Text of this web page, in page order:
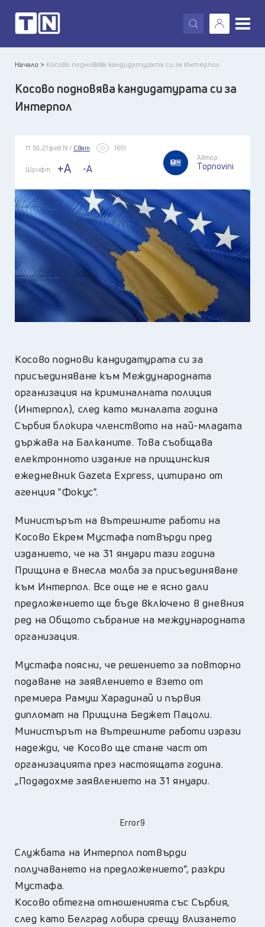
X
Начало > Косово подновява кандидатурата си за Интерпол
Косово подновява кандидатурата си за
Интерпол
11:30, 21 фев 19 / Свят 1651
Шрифт: +A -A
Автор:
Topnovini
Косово поднови кандидатурата си за
присъединяване към Международната
организация на криминалната полиция
(Интерпол), след като миналата година
Сърбия блокира членството на най-младата
държава на Балканите. Това съобщава
електронното издание на прищинския
ежедневник Gazeta Express, цитирано от
агенция "Фокус".
Министърът на вътрешните работи на
Косово Екрем Мустафа потвърди пред
изданието, че на 31 януари тази година
Прищина е внесла молба за присъединяване
към Интерпол. Все още не е ясно дали
предложението ще бъде включено в дневния
ред на Общото събрание на международната
организация.
Мустафа поясни, че решението за повторно
подаване на заявлението е взето от
премиера Рамуш Харадинай и първия
дипломат на Прищина Беджет Пацоли.
Министърът на вътрешните работи изрази
надежди, че Косово ще стане част от
организацията през настоящата година.
„Подадохме заявлението на 31 януари.
Error9
Службата на Интерпол потвърди
получаването на предложението”, разкри
Мустафа.
Косово обтегна отношенията със Сърбия,
след като Белград лобира срещу влизането